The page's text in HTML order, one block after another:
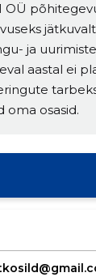
OÜ
jätkuvalt
ja
aastal ei
oma osasid.